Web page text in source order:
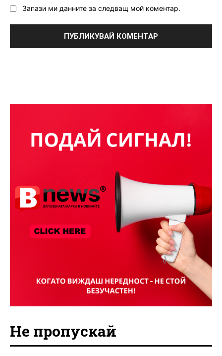
Запази ми данните за следващ мой коментар.
Не пропускай